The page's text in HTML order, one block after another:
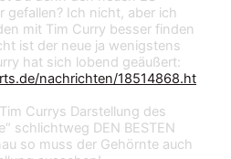
gefallen? Ich nicht, aber ich
mit Tim Curry besser finden
ist der neue ja wenigstens
hat sich lobend geäußert:
nachrichten/18514868.ht
Currys Darstellung des
schlichtweg DEN BESTEN
so muss der Gehörnte auch